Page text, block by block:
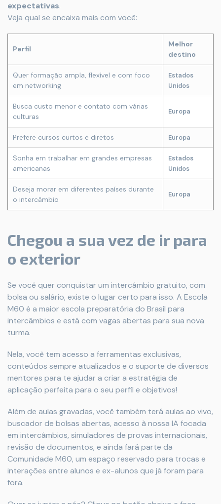
expectativas.
Veja qual se encaixa mais com você:
Perfil
Melhor
destino
Quer formação ampla, flexível e com foco
em networking
Estados
Unidos
Busca custo menor e contato com várias
culturas
Europa
Prefere cursos curtos e diretos Europa
Sonha em trabalhar em grandes empresas
americanas
Estados
Unidos
Deseja morar em diferentes países durante
o intercâmbio
Europa
Chegou a sua vez de ir para
o exterior
Se você quer conquistar um intercâmbio gratuito, com
bolsa ou salário, existe o lugar certo para isso. A Escola
M60 é a maior escola preparatória do Brasil para
intercâmbios e está com vagas abertas para sua nova
turma.
Nela, você tem acesso a ferramentas exclusivas,
conteúdos sempre atualizados e o suporte de diversos
mentores para te ajudar a criar a estratégia de
aplicação perfeita para o seu perfil e objetivos!
Além de aulas gravadas, você também terá aulas ao vivo,
buscador de bolsas abertas, acesso à nossa IA focada
em intercâmbios, simuladores de provas internacionais,
revisão de documentos, e ainda fará parte da
Comunidade M60, um espaço reservado para trocas e
interações entre alunos e ex-alunos que já foram para
fora.